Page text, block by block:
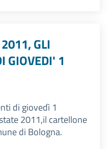
GLI
GIOVEDI' 1
di giovedì 1
2011,il cartellone
di Bologna.